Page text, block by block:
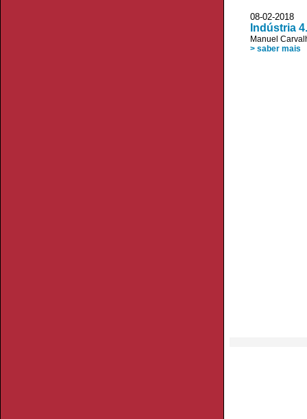
08-02-2018
Indústria
Manuel
> saber mais